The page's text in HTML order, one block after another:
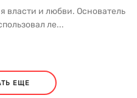
власти и любви. Основатель
ле...
ЕЩЕ